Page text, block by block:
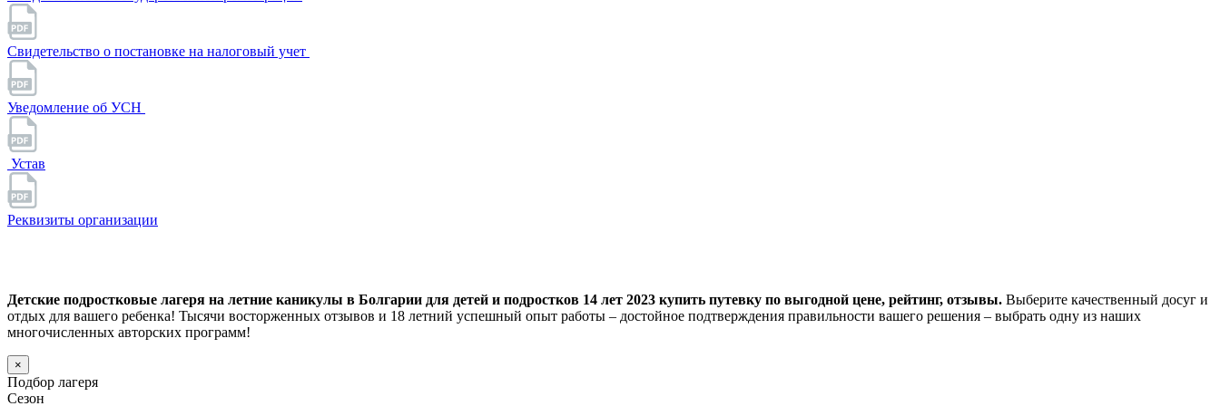
Свидетельство о постановке на налоговый учет
Уведомление об УСН
Устав
Реквизиты организации
Детские подростковые лагеря на летние каникулы в Болгарии для детей и подростков 14 лет 2023 купить путевку по выгодной цене, рейтинг, отзывы. Выберите качественный досуг и
отдых для вашего ребенка! Тысячи восторженных отзывов и 18 летний успешный опыт работы – достойное подтверждения правильности вашего решения – выбрать одну из наших
многочисленных авторских программ!
×
Подбор лагеря
Сезон